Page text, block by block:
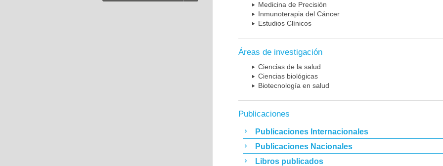
Medicina de Precisión
Inmunoterapia del Cáncer
Estudios Clínicos
Áreas de investigación
Ciencias de la salud
Ciencias biológicas
Biotecnología en salud
Publicaciones
Publicaciones Internacionales
Publicaciones Nacionales
Libros publicados